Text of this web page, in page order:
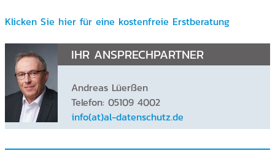
Klicken Sie hier für eine kostenfreie Erstberatung
IHR ANSPRECHPARTNER
Andreas Lüerßen
Telefon: 05109 4002
info(at)al-datenschutz.de